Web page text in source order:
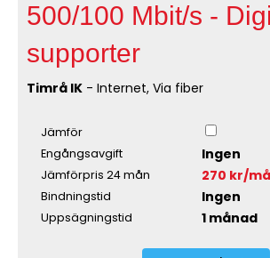
500/100 Mbit/s -
supporter
Timrå IK - Internet, Via fiber
Jämför
Engångsavgift
Ingen
Jämförpris 24 mån 270 kr/
Bindningstid Ingen
Uppsägningstid 1 månad